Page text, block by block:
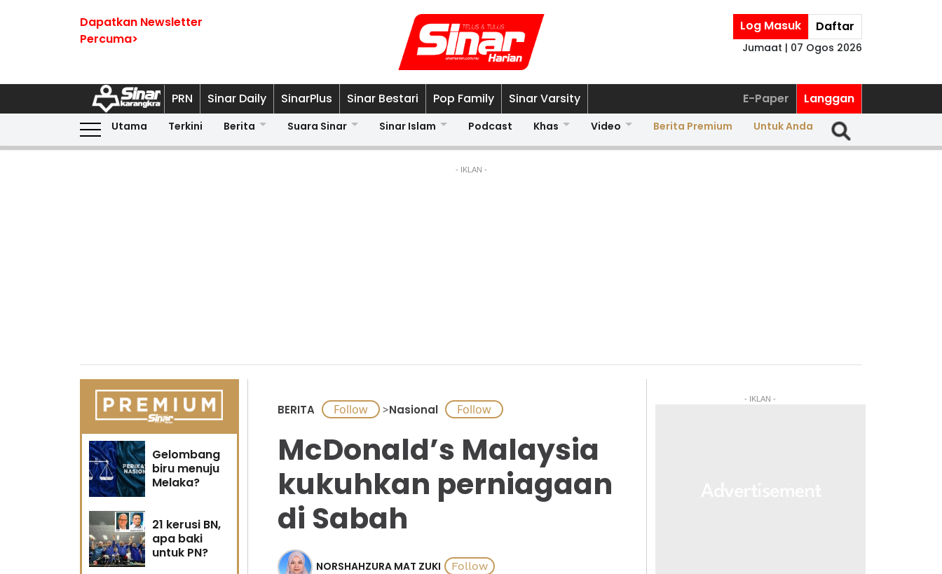
Dapatkan Newsletter
Percuma>
Log Masuk Daftar
Jumaat | 07 Ogos 2026
PRN Sinar Daily SinarPlus Sinar Bestari Pop Family Sinar Varsity E-Paper Langgan
Utama Terkini Berita Suara Sinar Sinar Islam Podcast Khas Video Berita Premium Untuk Anda
- IKLAN -
Gelombang
biru menuju
Melaka?
21 kerusi BN,
apa baki
untuk PN?
BERITA >Nasional
McDonald’s Malaysia
kukuhkan perniagaan
di Sabah
NORSHAHZURA MAT ZUKI
- IKLAN -